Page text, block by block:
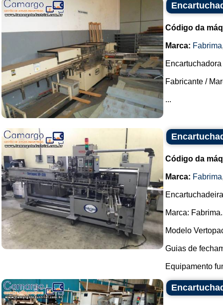
Código da
Marca: Fabrima
Fabricante /
...
Código da
Marca: Fabrima
Marca: Fabrima.
Modelo
Guias de
Equipamento